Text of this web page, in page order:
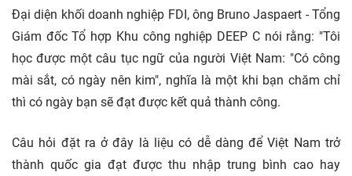
Đại diện khối doanh nghiệp FDI, ông Bruno Jaspaert - Tổng
Giám đốc Tổ hợp Khu công nghiệp DEEP C nói rằng: "Tôi
học được một câu tục ngữ của người Việt Nam: "Có công
mài sắt, có ngày nên kim", nghĩa là một khi bạn chăm chỉ
thì có ngày bạn sẽ đạt được kết quả thành công.
Câu hỏi đặt ra ở đây là liệu có dễ dàng để Việt Nam trở
thành quốc gia đạt được thu nhập trung bình cao hay